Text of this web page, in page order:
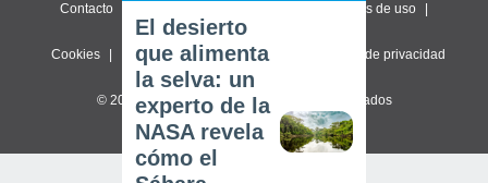
Contacto Términos de uso
Cookies Política de privacidad Configuración de privacidad
© 2026 Meteored. Todos los derechos reservados
El desierto
que alimenta
la selva: un
experto de la
NASA revela
cómo el